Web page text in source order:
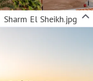
Sharm El Sheikh.jpg